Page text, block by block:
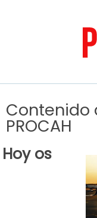
Contenido
PROCAH
Hoy os